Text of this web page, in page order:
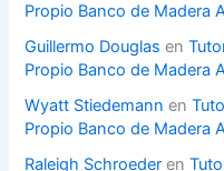
Propio Banco de Madera
Guillermo Douglas en
Propio Banco de Madera
Wyatt Stiedemann en
Propio Banco de Madera
Raleigh Schroeder en